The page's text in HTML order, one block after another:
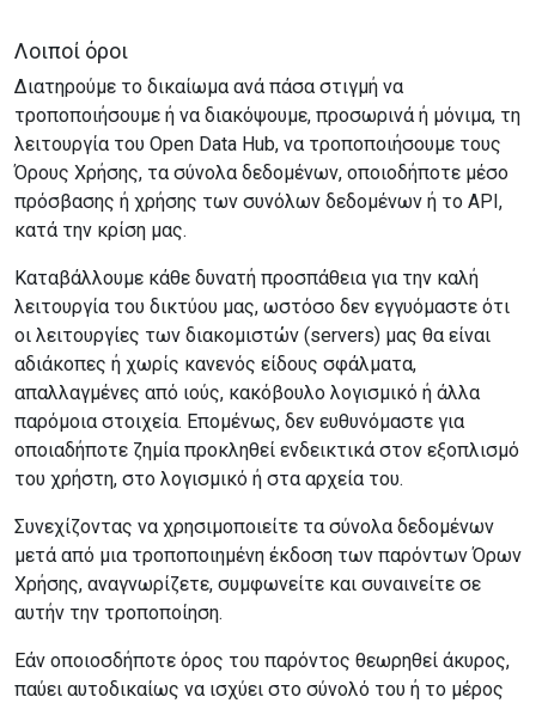
Λοιποί όροι
Διατηρούμε το δικαίωμα ανά πάσα στιγμή να
τροποποιήσουμε ή να διακόψουμε, προσωρινά ή μόνιμα, τη
λειτουργία του Open Data Hub, να τροποποιήσουμε τους
Όρους Χρήσης, τα σύνολα δεδομένων, οποιοδήποτε μέσο
πρόσβασης ή χρήσης των συνόλων δεδομένων ή το API,
κατά την κρίση μας.
Καταβάλλουμε κάθε δυνατή προσπάθεια για την καλή
λειτουργία του δικτύου μας, ωστόσο δεν εγγυόμαστε ότι
οι λειτουργίες των διακομιστών (servers) μας θα είναι
αδιάκοπες ή χωρίς κανενός είδους σφάλματα,
απαλλαγμένες από ιούς, κακόβουλο λογισμικό ή άλλα
παρόμοια στοιχεία. Επομένως, δεν ευθυνόμαστε για
οποιαδήποτε ζημία προκληθεί ενδεικτικά στον εξοπλισμό
του χρήστη, στο λογισμικό ή στα αρχεία του.
Συνεχίζοντας να χρησιμοποιείτε τα σύνολα δεδομένων
μετά από μια τροποποιημένη έκδοση των παρόντων Όρων
Χρήσης, αναγνωρίζετε, συμφωνείτε και συναινείτε σε
αυτήν την τροποποίηση.
Εάν οποιοσδήποτε όρος του παρόντος θεωρηθεί άκυρος,
παύει αυτοδικαίως να ισχύει στο σύνολό του ή το μέρος